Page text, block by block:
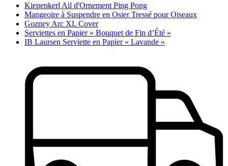
Kiepenkerl Ail d'Ornement Ping Pong
Mangeoire à Suspendre en Osier Tressé pour Oiseaux
Gozney Arc XL Cover
Serviettes en Papier « Bouquet de Fin d’Été »
IB Laursen Serviette en Papier « Lavande »